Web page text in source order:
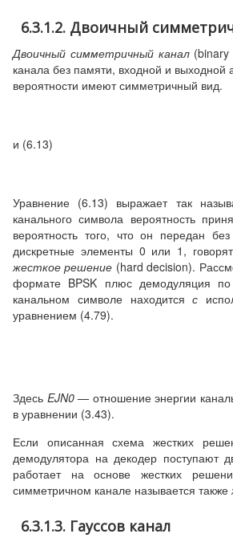
6.3.1.2. Двоичный
Двоичный симметричный канал
канала без памяти, входной и
вероятности имеют симметричный вид.
и (6.13)
Уравнение (6.13) выражает так
канального символа вероятность
вероятность того, что он передан
дискретные элементы 0 или 1,
жесткое решение (hard decision).
формате BPSK плюс демодуляция по
канальном символе находитсяс
уравнением (4.79).
Здесь EJN0— отношение энергии
в уравнении (3.43).
Если описанная схема жестких
демодулятора на декодер поступают
работает на основе жестких
симметричном канале называется также
6.3.1.3. Гауссов канал